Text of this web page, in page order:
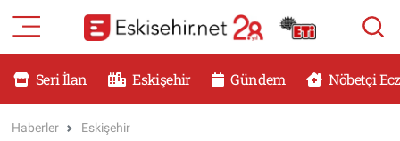
Seri İlan Eskişehir Gündem Nöbetçi
Haberler Eskişehir
RESMİ İLANLAR
Eskişehir Nöbetçi Eczaneler